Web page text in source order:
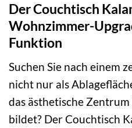
Der Couchtisch
Wohnzimmer-
Funktion
Suchen Sie nach einem
nicht nur als
das ästhetische
bildet? Der Couchtisch